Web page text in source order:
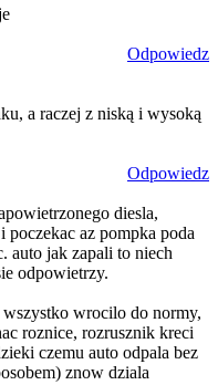
Odpowiedz
a raczej z niską i wysoką
Odpowiedz
diesla,
az pompka poda
auto jak zapali to niech
odpowietrzy.
wrocilo do normy,
roznice, rozrusznik kreci
czemu auto odpala bez
znow dziala